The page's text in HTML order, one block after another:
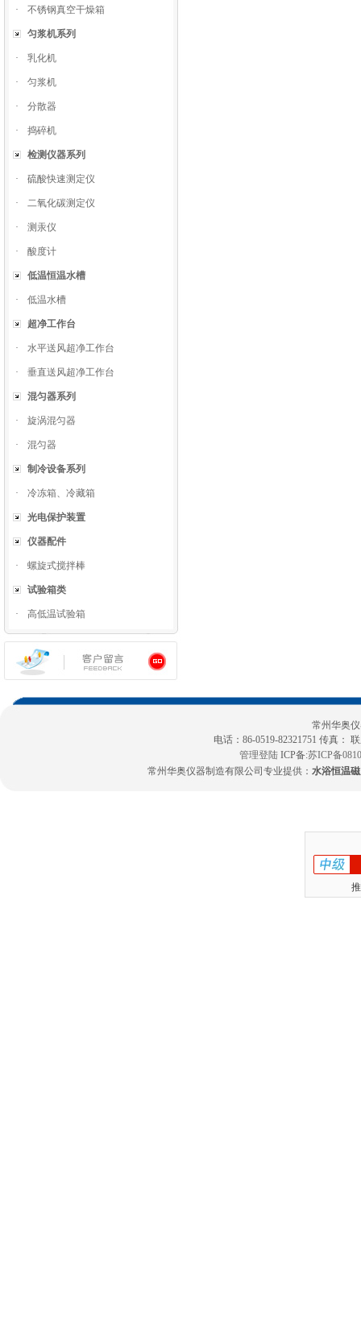
· 不锈钢真空干燥箱
匀浆机系列
· 乳化机
· 匀浆机
· 分散器
· 捣碎机
检测仪器系列
· 硫酸快速测定仪
· 二氧化碳测定仪
· 测汞仪
· 酸度计
低温恒温水槽
· 低温水槽
超净工作台
· 水平送风超净工作台
· 垂直送风超净工作台
混匀器系列
· 旋涡混匀器
· 混匀器
制冷设备系列
· 冷冻箱、冷藏箱
光电保护装置
仪器配件
· 螺旋式搅拌棒
试验箱类
· 高低温试验箱
常州华奥
电话：86-0519-82321751 传真：
管理登陆 ICP备:苏ICP备
常州华奥仪器制造有限公司专业提供： 水浴恒温